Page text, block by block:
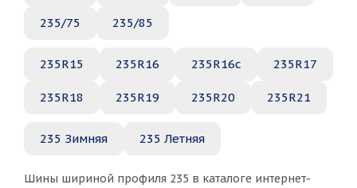
235/75 235/85
235R15 235R16 235R16c 235R17
235R18 235R19 235R20 235R21
235 Зимняя 235 Летняя
Шины шириной профиля 235 в каталоге интернет-